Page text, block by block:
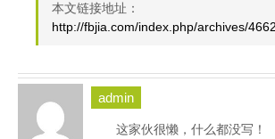
本文链接地址：
http://fbjia.com/index.php/archives/
admin
这家伙很懒，什么都没写！